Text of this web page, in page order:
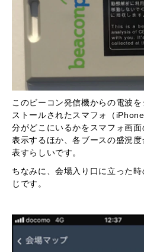
このビーコン発信機からの電波
ストールされたスマフォ（
分がどこにいるかをスマフォ画
表示するほか、各ブースの盛況
表すらしいです。
ちなみに、会場入り口に立った
じです。